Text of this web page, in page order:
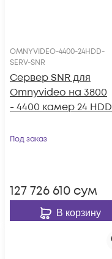
OMNYVIDEO-4400-24HDD-
SERV-SNR
Сервер SNR для
Omnyvideo на 3800
- 4400 камер 24 HDD
Под заказ
127 726 610 сум
В корзину